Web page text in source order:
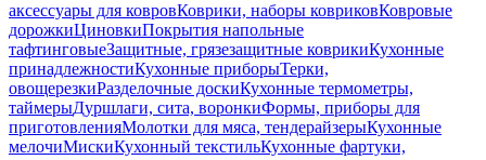
аксессуары для ковровКоврики, наборы ковриковКовровые
дорожкиЦиновкиПокрытия напольные
тафтинговыеЗащитные, грязезащитные коврикиКухонные
принадлежностиКухонные приборыТерки,
овощерезкиРазделочные доскиКухонные термометры,
таймерыДуршлаги, сита, воронкиФормы, приборы для
приготовленияМолотки для мяса, тендерайзерыКухонные
мелочиМискиКухонный текстильКухонные фартуки,